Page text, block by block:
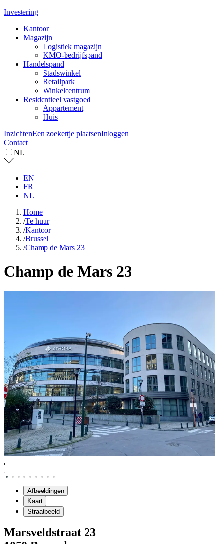
Investering
Kantoor
Magazijn
Logistiek magazijn
KMO-bedrijfspand
Handelspand
Stadswinkel
Retailpark
Winkelcentrum
Residentieel vastgoed
Appartement
Huis
InzichtenEen zoekertje plaatsenInloggen
Contact
NL
EN
FR
NL
Home
/Te huur
/Kantoor
/Brussel
/Champ de Mars 23
Champ de Mars 23
Afbeeldingen
Kaart
Straatbeeld
Marsveldstraat 23